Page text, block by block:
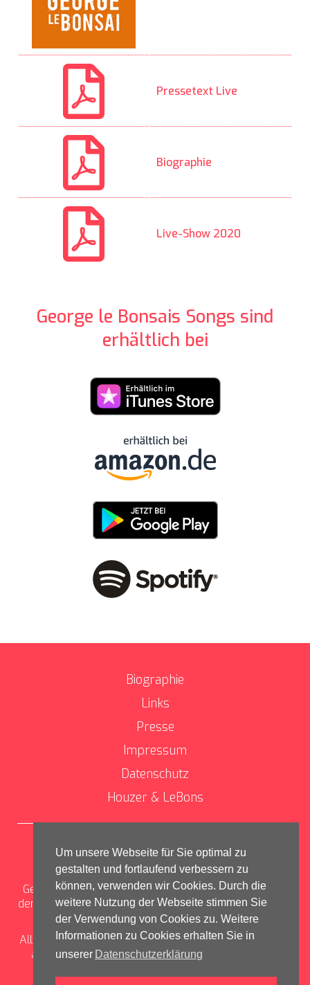
Um unsere Webseite für Sie optimal zu
gestalten und fortlaufend verbessern zu
können, verwenden wir Cookies. Durch die
weitere Nutzung der Webseite stimmen Sie
der Verwendung von Cookies zu. Weitere
Informationen zu Cookies erhalten Sie in
unserer Datenschutzerklärung
Pressetext Live
Biographie
Live-Show 2020
George le Bonsais Songs sind
erhältlich bei
Biographie
Links
Presse
Impressum
Datenschutz
Houzer & LeBons
Facebook, Instagram, Twitter &
Youtube
George le Bonsai ist mit seinen Projekten sehr aktiv in
den sozialen Medien. Vorangig auf Facebook, aber nicht
nur dort.
Alle Seiten sind auch für Nicht-Mitglieder aufrufbar. Wo
auch immer: George le Bonsai freut sich auf Euch!